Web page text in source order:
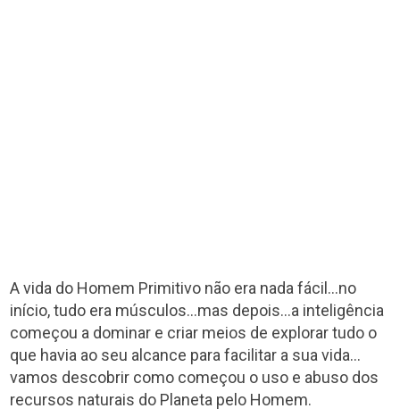
A vida do Homem Primitivo não era nada fácil…no
início, tudo era músculos…mas depois…a inteligência
começou a dominar e criar meios de explorar tudo o
que havia ao seu alcance para facilitar a sua vida…
vamos descobrir como começou o uso e abuso dos
recursos naturais do Planeta pelo Homem.